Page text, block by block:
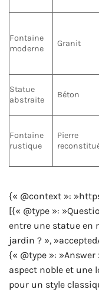
Fontaine
moderne
Granit
Statue
abstraite
Béton
Fontaine
rustique
Pierre
{« @context »:
[{« @type »:
entre une statue en
jardin ? »,
{« @type »:
aspect noble et une
pour un style